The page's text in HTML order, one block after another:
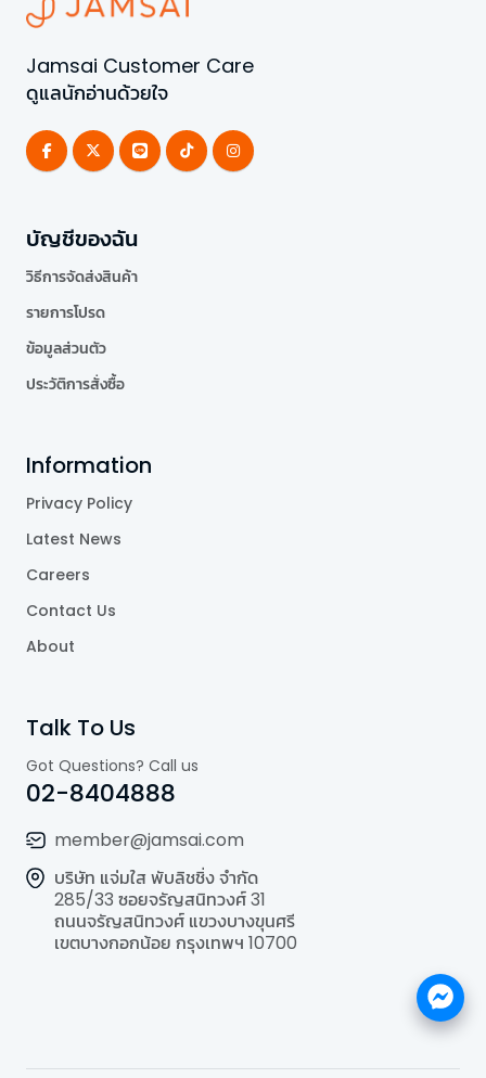
Jamsai Customer Care
ดูแลนักอ่านด้วยใจ
บัญชีของฉัน
วิธีการจัดส่งสินค้า
รายการโปรด
ข้อมูลส่วนตัว
ประวัติการสั่งซื้อ
Information
Privacy Policy
Latest News
Careers
Contact Us
About
Talk To Us
Got Questions? Call us
02-8404888
member@jamsai.com
บริษัท แจ่มใส พับลิชชิ่ง จำกัด
285/33 ซอยจรัญสนิทวงศ์ 31
ถนนจรัญสนิทวงศ์ แขวงบางขุนศรี
เขตบางกอกน้อย กรุงเทพฯ 10700